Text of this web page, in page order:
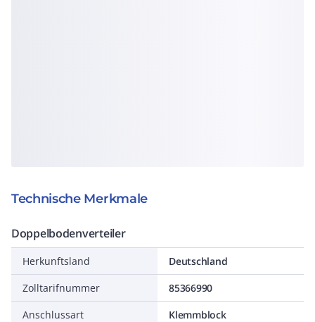
Technische Merkmale
Doppelbodenverteiler
Herkunftsland
Deutschland
Zolltarifnummer
85366990
Anschlussart
Klemmblock